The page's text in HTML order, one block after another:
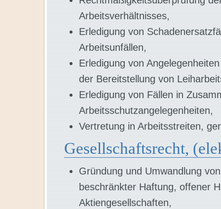
Arbeitsverhältnisses,
Erledigung von
Arbeitsunfällen,
Erledigung von
der Bereitstellung von
Erledigung von Fällen in
Arbeitsschutzangelegenheiten,
Vertretung in Arbeitsstreiten,
Gesellschaftsrecht,
Gründung und Umwandlung
beschränkter Haftung, offener
Aktiengesellschaften,